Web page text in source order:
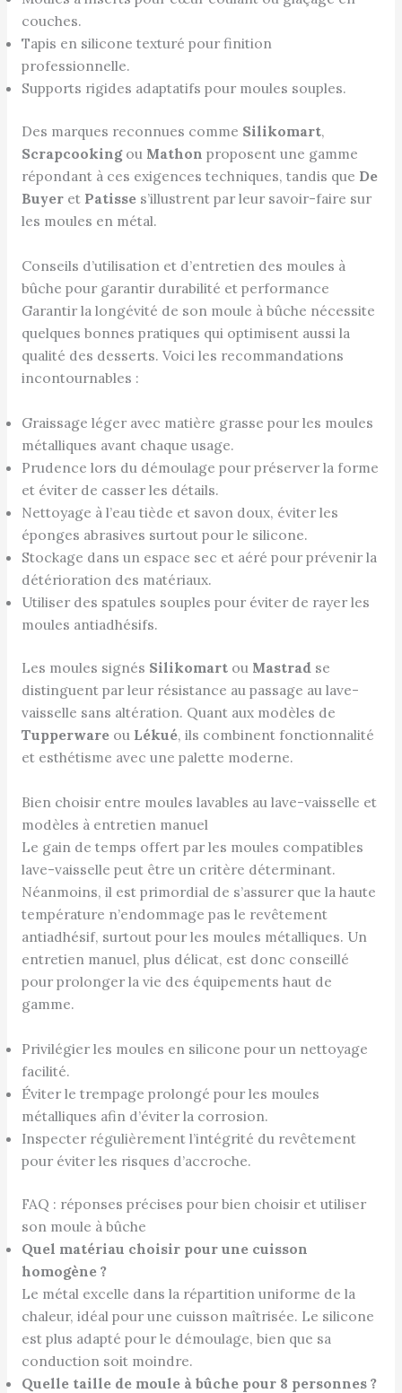
couches.
Tapis en silicone texturé pour finition
professionnelle.
Supports rigides adaptatifs pour moules souples.
Des marques reconnues comme Silikomart,
Scrapcookingou Mathon proposent une gamme
répondant à ces exigences techniques, tandis que De
Buyeret Patisses’illustrent par leur savoir-faire sur
les moules en métal.
Conseils d’utilisation et d’entretien des moules à
bûche pour garantir durabilité et performance
Garantir la longévité de son moule à bûche nécessite
quelques bonnes pratiques qui optimisent aussi la
qualité des desserts. Voici les recommandations
incontournables :
Graissage léger avec matière grasse pour les moules
métalliques avant chaque usage.
Prudence lors du démoulage pour préserver la forme
et éviter de casser les détails.
Nettoyage à l’eau tiède et savon doux, éviter les
éponges abrasives surtout pour le silicone.
Stockage dans un espace sec et aéré pour prévenir la
détérioration des matériaux.
Utiliser des spatules souples pour éviter de rayer les
moules antiadhésifs.
Les moules signés Silikomartou Mastradse
distinguent par leur résistance au passage au lave-
vaisselle sans altération. Quant aux modèles de
Tupperwareou Lékué, ils combinent fonctionnalité
et esthétisme avec une palette moderne.
Bien choisir entre moules lavables au lave-vaisselle et
modèles à entretien manuel
Le gain de temps offert par les moules compatibles
lave-vaisselle peut être un critère déterminant.
Néanmoins, il est primordial de s’assurer que la haute
température n’endommage pas le revêtement
antiadhésif, surtout pour les moules métalliques. Un
entretien manuel, plus délicat, est donc conseillé
pour prolonger la vie des équipements haut de
gamme.
Privilégier les moules en silicone pour un nettoyage
facilité.
Éviter le trempage prolongé pour les moules
métalliques afin d’éviter la corrosion.
Inspecter régulièrement l’intégrité du revêtement
pour éviter les risques d’accroche.
FAQ : réponses précises pour bien choisir et utiliser
son moule à bûche
Quel matériau choisir pour une cuisson
homogène ?
Le métal excelle dans la répartition uniforme de la
chaleur, idéal pour une cuisson maîtrisée. Le silicone
est plus adapté pour le démoulage, bien que sa
conduction soit moindre.
Quelle taille de moule à bûche pour 8 personnes ?